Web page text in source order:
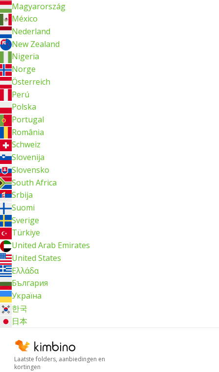
Magyarország
México
Nederland
New Zealand
Nigeria
Norge
Österreich
Perú
Polska
Portugal
România
Schweiz
Slovenija
Slovensko
South Africa
Srbija
Suomi
Sverige
Türkiye
United Arab Emirates
United States
Ελλάδα
България
Україна
한국
日本
Laatste folders, aanbiedingen en
kortingen